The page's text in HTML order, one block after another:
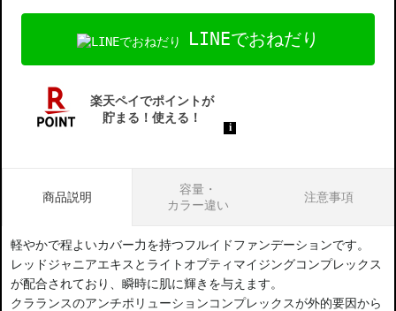
LINEでおねだり
商品説明
容量・
カラー違い
注意事項
軽やかで程よいカバー力を持つフルイドファンデーションです。
レッドジャニアエキスとライトオプティマイジングコンプレックス
が配合されており、瞬時に肌に輝きを与えます。
クラランスのアンチポリューションコンプレックスが外的要因から